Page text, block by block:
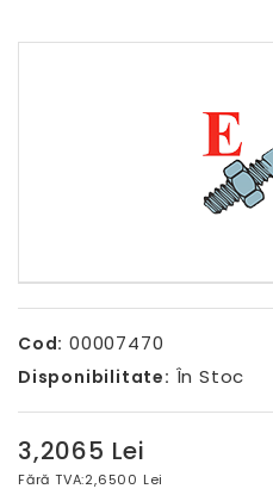
Cod: 00007470
Disponibilitate: În Stoc
3,2065 Lei
Fără TVA:2,6500 Lei